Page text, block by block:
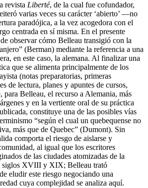
revista Liberté, de la cual fue cofundador,
varias veces su carácter ‘abierto’ —no
paradójica, a la vez acogedora con el
centrada en sí misma. En el presente
observar cómo Belleau transigió con la
(Berman) mediante la referencia a una
en este caso, la alemana. Al finalizar una
que se alimenta principalmente de los
(notas preparatorias, primeras
de lectura, planes y apuntes de cursos,
para Belleau, el recurso a Alemania, más
y en la vertiente oral de su práctica
constituye una de las posibles vías
“según el cual un quebequense no
más que de Quebec” (Dumont). Sin
comporta el riesgo de aislarse y
al igual que los escritores
de las ciudades atomizadas de la
siglos XVIII y XIX; Belleau trató
eludir este riesgo negociando una
cuya complejidad se analiza aquí.